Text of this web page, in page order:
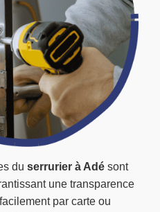
du serrurier à Adé sont
une transparence
par carte ou